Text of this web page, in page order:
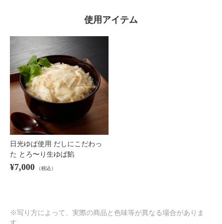
使用アイテム
日光ゆば使用 だしにこだわっ
た とろ〜り生ゆば餡
¥7,000 （税込）
※写り方によって、実際の商品と色味等が異なる場合がありま